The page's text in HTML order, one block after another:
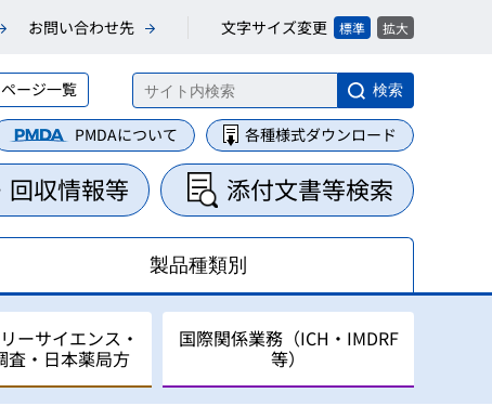
お問い合わせ先 文字サイズ変更 標準 拡大
ージ一覧 検索
PMDAについて 各種様式ダウンロード
回収情報等 添付文書等検索
製品種類別
ーサイエンス・
査・日本薬局方
国際関係業務（ICH・IMDRF
等）